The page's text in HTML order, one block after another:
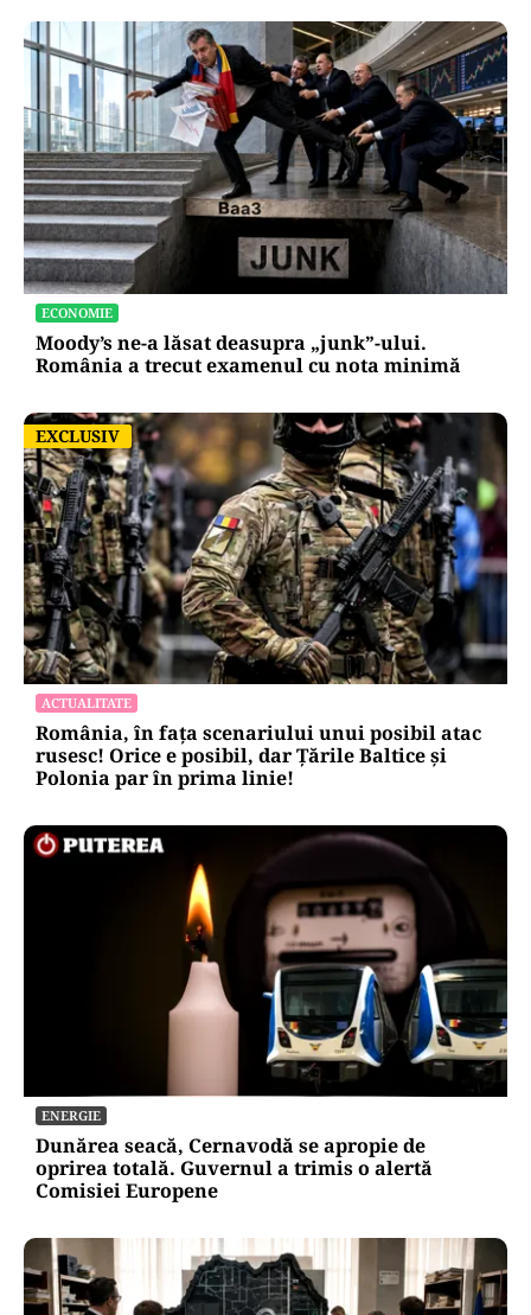
ECONOMIE
Moody’s ne-a lăsat deasupra „junk”-ului.
România a trecut examenul cu nota minimă
EXCLUSIV
EXCLUSIV
ACTUALITATE
România, în fața scenariului unui posibil atac
rusesc! Orice e posibil, dar Țările Baltice și
Polonia par în prima linie!
ENERGIE
Dunărea seacă, Cernavodă se apropie de
oprirea totală. Guvernul a trimis o alertă
Comisiei Europene